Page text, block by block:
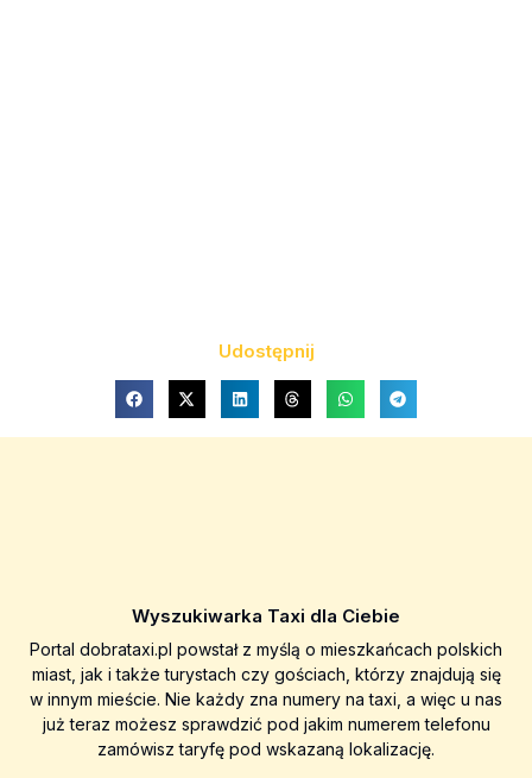
Udostępnij
Wyszukiwarka Taxi dla Ciebie
Portal dobrataxi.pl powstał z myślą o mieszkańcach polskich
miast, jak i także turystach czy gościach, którzy znajdują się
w innym mieście. Nie każdy zna numery na taxi, a więc u nas
już teraz możesz sprawdzić pod jakim numerem telefonu
zamówisz taryfę pod wskazaną lokalizację.